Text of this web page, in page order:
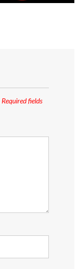
Required fields